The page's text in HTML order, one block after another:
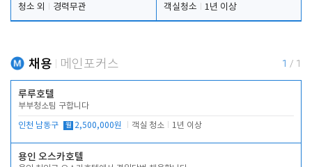
청소 외
경력무관
객실청소
1년 이상
채용 메인포커스 1 / 1
루루호텔
부부청소팀 구합니다
인천 남동구 월 2,500,000원 객실 청소 1년 이상
용인 오스카호텔